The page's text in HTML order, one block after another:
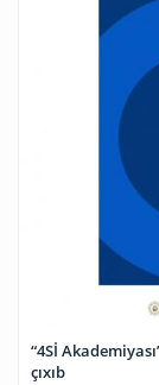
“4Sİ
çıxıb